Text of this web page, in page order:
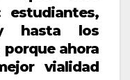
estudiantes,
hasta los
ahora
vialidad